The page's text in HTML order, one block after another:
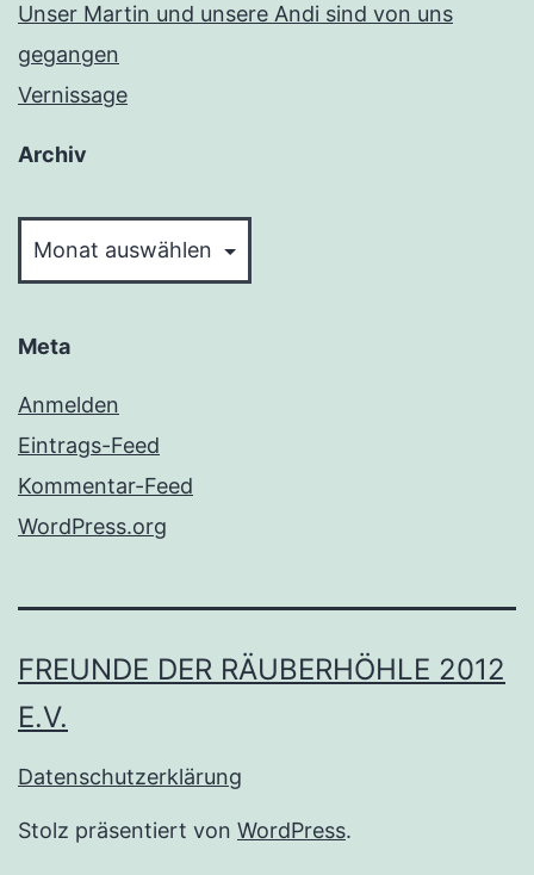
Unser Martin und unsere Andi sind von uns
gegangen
Vernissage
Archiv
Meta
Anmelden
Eintrags-Feed
Kommentar-Feed
WordPress.org
FREUNDE DER RÄUBERHÖHLE 2012
E.V.
Datenschutzerklärung
Stolz präsentiert von WordPress.